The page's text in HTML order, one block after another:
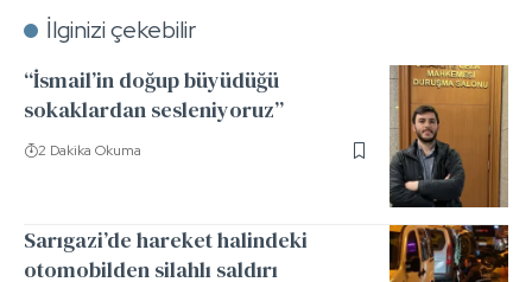
İlginizi çekebilir
“İsmail’in doğup büyüdüğü
sokaklardan sesleniyoruz”
2 Dakika Okuma
Sarıgazi’de hareket halindeki
otomobilden silahlı saldırı